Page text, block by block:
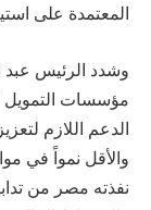
المعتمدة على
وشدد الرئيس عبد
مؤسسات التمويل
الدعم اللازم
والأقل نمواً في
نفذته مصر من